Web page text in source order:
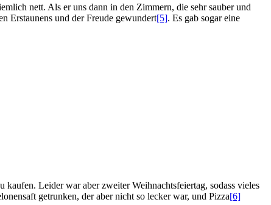
nett. Als er uns dann in den Zimmern, die sehr sauber und
Erstaunens und der Freude gewundert[5]. Es gab sogar eine
Leider war aber zweiter Weihnachtsfeiertag, sodass vieles
getrunken, der aber nicht so lecker war, und Pizza[6]